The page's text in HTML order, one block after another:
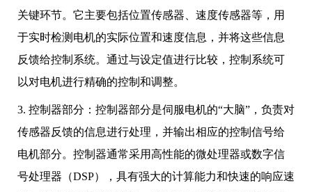
关键环节。它主要包括位置传感器、速度传感器等，用
于实时检测电机的实际位置和速度信息，并将这些信息
反馈给控制系统。通过与设定值进行比较，控制系统可
以对电机进行精确的控制和调整。
3. 控制器部分：控制器部分是伺服电机的“大脑”，负责对
传感器反馈的信息进行处理，并输出相应的控制信号给
电机部分。控制器通常采用高性能的微处理器或数字信
号处理器（DSP），具有强大的计算能力和快速的响应速